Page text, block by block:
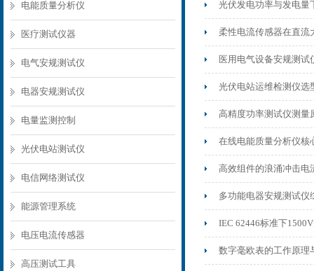
电能质量分析仪
医疗测试仪器
电气安规测试仪
电器安规测试仪
电量监测控制
光伏电站测试仪
电信网络测试仪
能源管理系统
电压电流传感器
高压测试工具
光伏发电功率与发电量
柔性电流传感器在直流
医用电气设备安规测试
光伏电站运维检测仪选
高精度功率测试仪测量
在线电能质量分析仪核
高效组件的浪涌冲击电
多功能电器安规测试仪
IEC 62446标准下
数字毫欧表的工作原理